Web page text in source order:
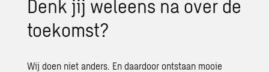
Denk jij weleens na over de
toekomst?
Wij doen niet anders. En daardoor ontstaan mooie